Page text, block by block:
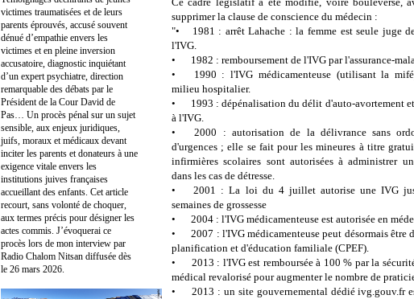
supprimer la clause de conscience du médecin :
"•
1981 : arrêt Lahache : la femme est seule juge
l'IVG.
•
1982 : remboursement de l'IVG par l'assurance-
•
1990 : l'IVG médicamenteuse (utilisant la
milieu hospitalier.
•
1993 : dépénalisation du délit d'auto-avortement
à l'IVG.
•
2000 : autorisation de la délivrance sans
d'urgences ; elle se fait pour les mineures à titre
infirmières scolaires sont autorisées à administrer
dans les cas de détresse.
•
2001 : La loi du 4 juillet autorise une IVG
semaines de grossesse
•
2004 : l'IVG médicamenteuse est autorisée en
•
2007 : l'IVG médicamenteuse peut désormais être
planification et d'éducation familiale (CPEF).
•
2013 : l'IVG est remboursée à 100 % par la
médical revalorisé pour augmenter le nombre de
•
2013 : un site gouvernemental dédié ivg.gouv.fr
victimes traumatisées et de leurs
parents éprouvés, accusé souvent
dénué d’empathie envers les
victimes et en pleine inversion
accusatoire, diagnostic inquiétant
d’un expert psychiatre, direction
remarquable des débats par le
Président de la Cour David de
Pas… Un procès pénal sur un sujet
sensible, aux enjeux juridiques,
juifs, moraux et médicaux devant
inciter les parents et donateurs à une
exigence vitale envers les
institutions juives françaises
accueillant des enfants. Cet article
recourt, sans volonté de choquer,
aux termes précis pour désigner les
actes commis. J’évoquerai ce
procès lors de mon interview par
Radio Chalom Nitsan diffusée dès
le 26 mars 2026.